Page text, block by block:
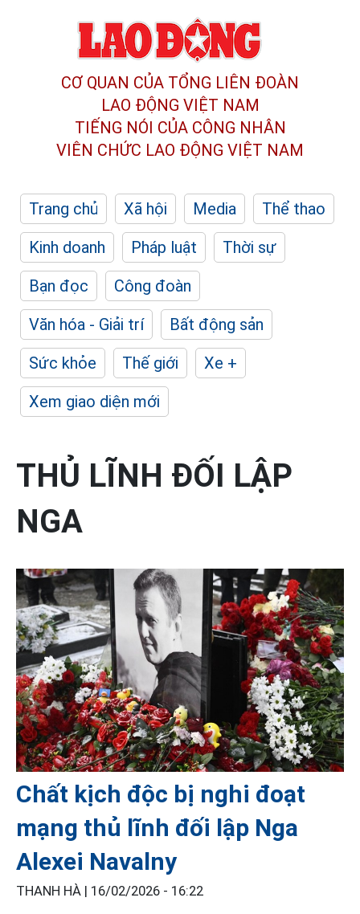
CƠ QUAN CỦA TỔNG LIÊN ĐOÀN
LAO ĐỘNG VIỆT NAM
TIẾNG NÓI CỦA CÔNG NHÂN
VIÊN CHỨC LAO ĐỘNG VIỆT NAM
Trang chủ Xã hội Media
Thể thao
Kinh doanh
Pháp luật
Thời sự
Bạn đọc
Công đoàn
Văn hóa - Giải trí
Bất động sản
Sức khỏe
Thế giới
Xe +
Xem giao diện mới
THỦ LĨNH ĐỐI LẬP
NGA
Chất kịch độc bị nghi đoạt
mạng thủ lĩnh đối lập Nga
Alexei Navalny
THANH HÀ | 16/02/2026 - 16:22